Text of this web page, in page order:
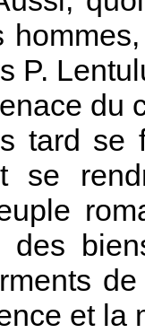
P.
du
tard se
se
des
et la